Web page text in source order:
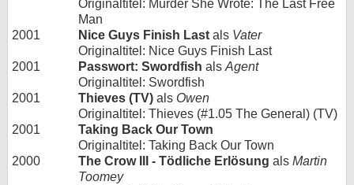
Originaltitel: Murder She Wrote: The Last Free
Man
2001
Nice Guys Finish Last als Vater
Originaltitel: Nice Guys Finish Last
2001
Passwort: Swordfish als Agent
Originaltitel: Swordfish
2001
Thieves (TV) als Owen
Originaltitel: Thieves (#1.05 The General) (TV)
2001
Taking Back Our Town
Originaltitel: Taking Back Our Town
2000
The Crow III - Tödliche Erlösung als Martin
Toomey